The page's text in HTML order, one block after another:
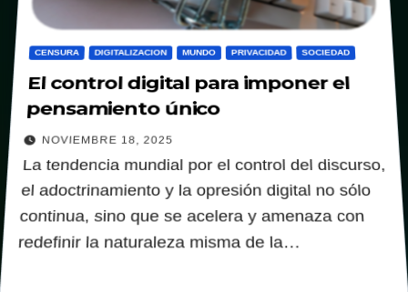
CENSURA DIGITALIZACION MUNDO PRIVACIDAD SOCIEDAD
El control digital para imponer el
pensamiento único
NOVIEMBRE 18, 2025
La tendencia mundial por el control del discurso,
el adoctrinamiento y la opresión digital no sólo
continua, sino que se acelera y amenaza con
redefinir la naturaleza misma de la…